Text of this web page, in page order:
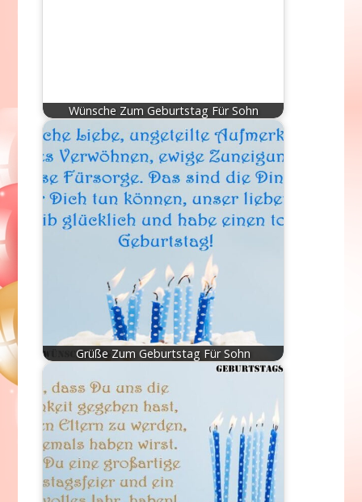
Wünsche Zum Geburtstag Für Sohn
Grüße Zum Geburtstag Für Sohn